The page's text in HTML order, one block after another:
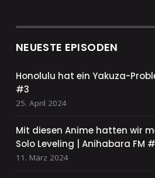
NEUESTE EPISODEN
Honolulu hat ein Yakuza-
#3
25. April 2024
Mit diesen Anime hatten wir
Solo Leveling | Anihabara FM
11. März 2024